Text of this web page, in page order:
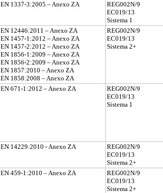
EN 1337-3:2005 – Anexo ZA
REG002N/9
EC019/13
Sistema 1
EN 12446:2011 – Anexo ZA
EN 1457-1:2012 – Anexo ZA
EN 1457-2:2012 – Anexo ZA
EN 1856-1:2009 – Anexo ZA
EN 1856-2:2009 – Anexo ZA
EN 1857:2010 – Anexo ZA
EN 1858:2008 – Anexo ZA
REG002N/9
EC019/13
Sistema 2+
EN 671-1:2012 – Anexo ZA
REG002N/9
EC019/13
Sistema 1
EN 14229:2010 - Anexo ZA
REG002N/9
EC019/13
Sistema 2+
EN 459-1:2010 – Anexo ZA
REG002N/9
EC019/13
Sistema 2+